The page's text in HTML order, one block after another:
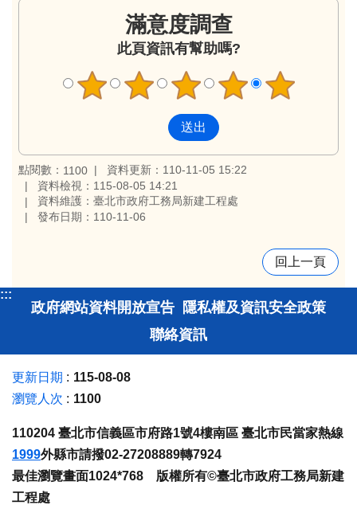
滿意度調查
此頁資訊有幫助嗎?
點閱數： 1100
資料更新：110-11-05 15:22
資料檢視：115-08-05 14:21
資料維護：臺北市政府工務局新建工程處
發布日期：110-11-06
回上一頁
:::
政府網站資料開放宣告 隱私權及資訊安全政策
聯絡資訊
更新日期
115-08-08
瀏覽人次
1100
110204 臺北市信義區市府路1號4樓南區 臺北市民當家熱線
1999外縣市請撥02-27208889轉7924
最佳瀏覽畫面1024*768 版權所有©臺北市政府工務局新建
工程處